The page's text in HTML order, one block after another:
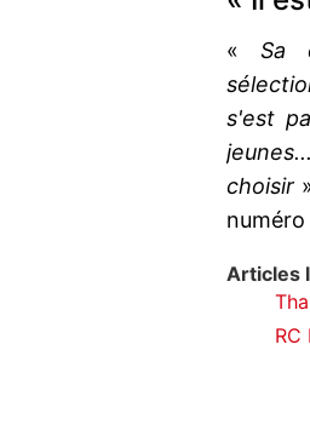
«Sa
s'est
choisir
numéro
Articles
RC